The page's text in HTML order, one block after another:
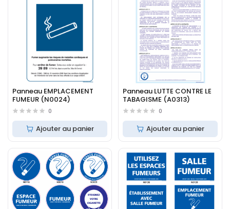
Panneau EMPLACEMENT
FUMEUR (N0024)
0
Ajouter au panier
Panneau LUTTE CONTRE LE
TABAGISME (A0313)
0
Ajouter au panier